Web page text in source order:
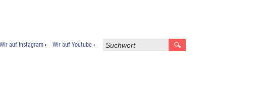
Wir auf Instagram Wir auf Youtube